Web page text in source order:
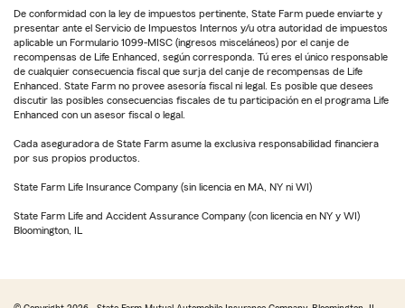
De conformidad con la ley de impuestos pertinente, State Farm puede enviarte y
presentar ante el Servicio de Impuestos Internos y/u otra autoridad de impuestos
aplicable un Formulario 1099-MISC (ingresos misceláneos) por el canje de
recompensas de Life Enhanced, según corresponda. Tú eres el único responsable
de cualquier consecuencia fiscal que surja del canje de recompensas de Life
Enhanced. State Farm no provee asesoría fiscal ni legal. Es posible que desees
discutir las posibles consecuencias fiscales de tu participación en el programa Life
Enhanced con un asesor fiscal o legal.
Cada aseguradora de State Farm asume la exclusiva responsabilidad financiera
por sus propios productos.
State Farm Life Insurance Company (sin licencia en MA, NY ni WI)
State Farm Life and Accident Assurance Company (con licencia en NY y WI)
Bloomington, IL